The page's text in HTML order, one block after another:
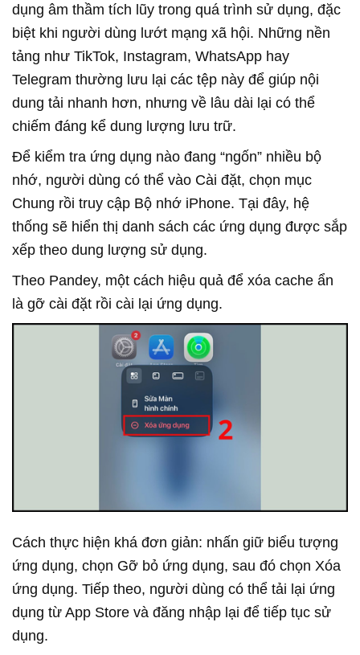
dụng âm thầm tích lũy trong quá trình sử dụng, đặc
biệt khi người dùng lướt mạng xã hội. Những nền
tảng như TikTok, Instagram, WhatsApp hay
Telegram thường lưu lại các tệp này để giúp nội
dung tải nhanh hơn, nhưng về lâu dài lại có thể
chiếm đáng kể dung lượng lưu trữ.
Để kiểm tra ứng dụng nào đang “ngốn” nhiều bộ
nhớ, người dùng có thể vào Cài đặt, chọn mục
Chung rồi truy cập Bộ nhớ iPhone. Tại đây, hệ
thống sẽ hiển thị danh sách các ứng dụng được sắp
xếp theo dung lượng sử dụng.
Theo Pandey, một cách hiệu quả để xóa cache ẩn
là gỡ cài đặt rồi cài lại ứng dụng.
Cách thực hiện khá đơn giản: nhấn giữ biểu tượng
ứng dụng, chọn Gỡ bỏ ứng dụng, sau đó chọn Xóa
ứng dụng. Tiếp theo, người dùng có thể tải lại ứng
dụng từ App Store và đăng nhập lại để tiếp tục sử
dụng.